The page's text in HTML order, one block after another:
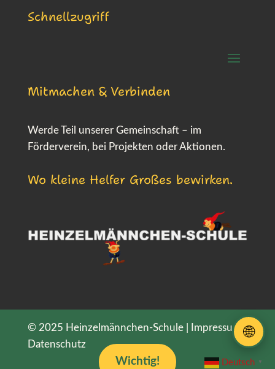
Wichtig!
Schnellzugriff
Mitmachen & Verbinden
Werde Teil unserer Gemeinschaft – im
Förderverein, bei Projekten oder Aktionen.
Wo kleine Helfer Großes bewirken.
© 2025 Heinzelmännchen-Schule | Impressum
|
Datenschutz
Deutsch ▼
🌐